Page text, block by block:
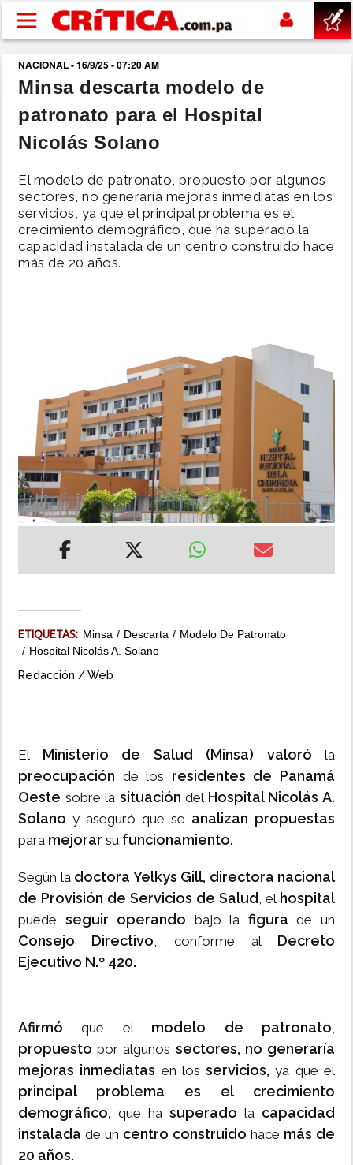
Pasar al contenido principal
buscar
SUCESOS
POLÍTICA
SHOW
MULTIMEDIA
IMPRESO
NACIONAL - 16/9/25 - 07:20 AM
Minsa descarta modelo de
patronato para el Hospital
Nicolás Solano
El modelo de patronato, propuesto por algunos
sectores, no generaría mejoras inmediatas en los
servicios, ya que el principal problema es el
crecimiento demográfico, que ha superado la
capacidad instalada de un centro construido hace
más de 20 años.
ETIQUETAS: Minsa Descarta
Modelo De Patronato
Hospital Nicolás A. Solano
Redacción / Web
El Ministerio de Salud (Minsa) valoró la
preocupación de los residentes de Panamá
Oeste sobre la situacióndel Hospital Nicolás A.
Solano y aseguró que se analizan propuestas
para mejorar su funcionamiento.
Según la doctora Yelkys Gill, directora nacional
de Provisión de Servicios de Salud , el hospital
puede seguir operando bajo la figura de un
Consejo Directivo, conforme al Decreto
Ejecutivo N.º 420.
Afirmó que el modelo de patronato,
propuesto por algunos sectores, no generaría
mejoras inmediatas en los servicios,ya que el
principal problema es el crecimiento
demográfico, que ha superado la capacidad
instalada de un centro construido hace más de
20 años.